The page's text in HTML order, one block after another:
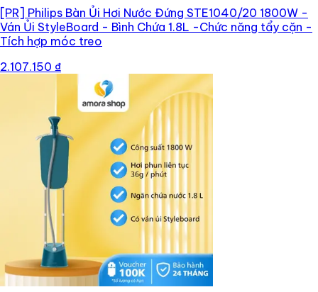
[PR] Philips Bàn Ủi Hơi Nước Đứng STE1040/20 1800W -
Ván Ủi StyleBoard - Bình Chứa 1.8L -Chức năng tẩy cặn -
Tích hợp móc treo
2.107.150 ₫